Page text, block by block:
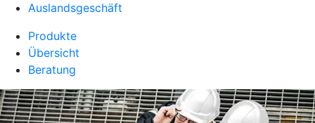
Auslandsgeschäft
Produkte
Übersicht
Beratung